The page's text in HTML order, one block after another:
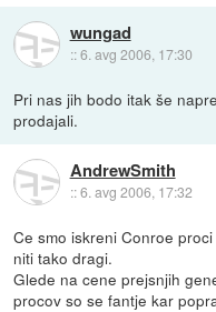
wungad
::6. avg 2006, 17:30
Pri nas jih bodo itak še
prodajali.
AndrewSmith
::6. avg 2006, 17:32
Ce smo iskreni Conroe proci
niti tako dragi.
Glede na cene prejsnjih
procov so se fantje kar